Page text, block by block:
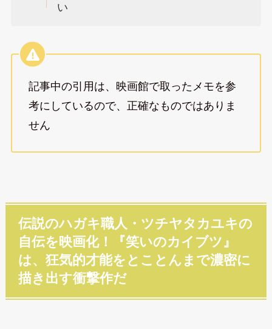
い
記事中の引用は、映画館で取ったメモを参
考にしているので、正確なものではありま
せん
伝説のハガキ職人・ツチヤタカユキの
自伝を映画化！『笑いのカイブツ』
は、狂気的才能をとことんまで濃密に
描き出す衝撃作だ